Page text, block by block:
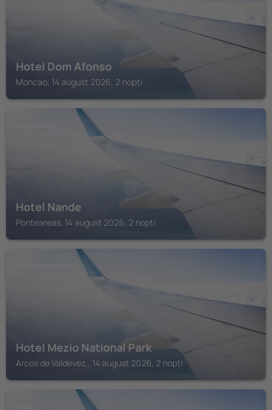
Hotel Dom Afonso
Moncao, 14 august 2026, 2 nopți
Hotel Nande
Ponteareas, 14 august 2026, 2 nopți
Hotel Mezio National Park
Arcos de Valdevez,, 14 august 2026, 2 nopți